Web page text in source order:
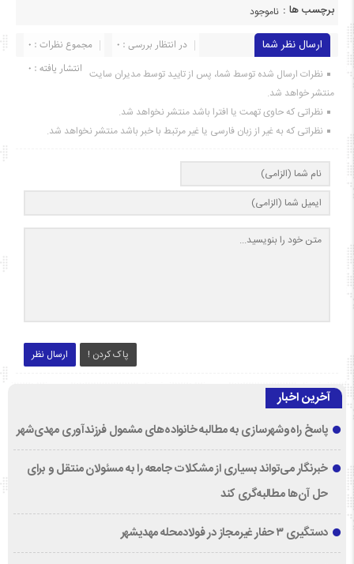
برچسب ها : ناموجود
ارسال نظر شما مجموع نظرات : 0
در انتظار بررسی : 0
انتشار یافته : ۰ نظرات ارسال شده توسط شما، پس از تایید توسط مدیران سایت
منتشر خواهد شد.
نظراتی که حاوی تهمت یا افترا باشد منتشر نخواهد شد.
نظراتی که به غیر از زبان فارسی یا غیر مرتبط با خبر باشد منتشر نخواهد شد.
ارسال نظر پاک کردن !
آخرین اخبار
پاسخ راه‌وشهرسازی به مطالبه خانواده‌های مشمول فرزندآوری مهدی‌شهر
خبرنگار می‌تواند بسیاری از مشکلات جامعه را به مسئولان منتقل و برای
حل آن‌ها مطالبه‌گری کند
دستگیری ۳ حفار غیرمجاز در فولادمحله مهدیشهر